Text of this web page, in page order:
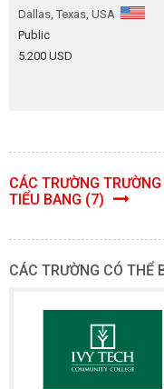
Dallas, Texas, USA
Public
5.200 USD
CÁC TRƯỜNG
TIỂU BANG (7)
CÁC TRƯỜNG CÓ THỂ